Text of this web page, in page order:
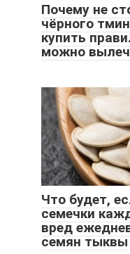
Почему не
чёрного
купить
можно
Что будет,
семечки
вред
семян тыквы